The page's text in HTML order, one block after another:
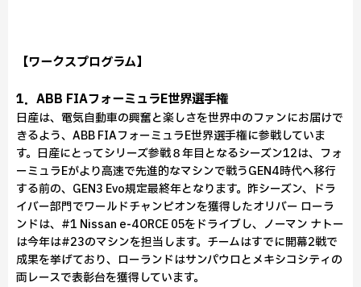
【ワークスプログラム】
1．ABB FIAフォーミュラE世界選手権
日産は、電気自動車の興奮と楽しさを世界中のファンにお届けで
きるよう、ABB FIAフォーミュラE世界選手権に参戦していま
す。日産にとってシリーズ参戦８年目となるシーズン12は、フォ
ーミュラEがより高速で先進的なマシンで戦うGEN4時代へ移行
する前の、GEN3 Evo規定最終年となります。昨シーズン、ドラ
イバー部門でワールドチャンピオンを獲得したオリバー ローラ
ンドは、#1 Nissan e‑4ORCE 05をドライブし、ノーマン ナトー
は今年は#23のマシンを担当します。チームはすでに開幕2戦で
成果を挙げており、ローランドはサンパウロとメキシコシティの
両レースで表彰台を獲得しています。